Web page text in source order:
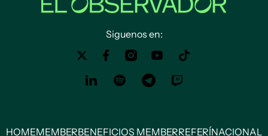
Siguenos en:
HOMEMEMBERBENEFICIOS MEMBERREFERÍNACIONAL